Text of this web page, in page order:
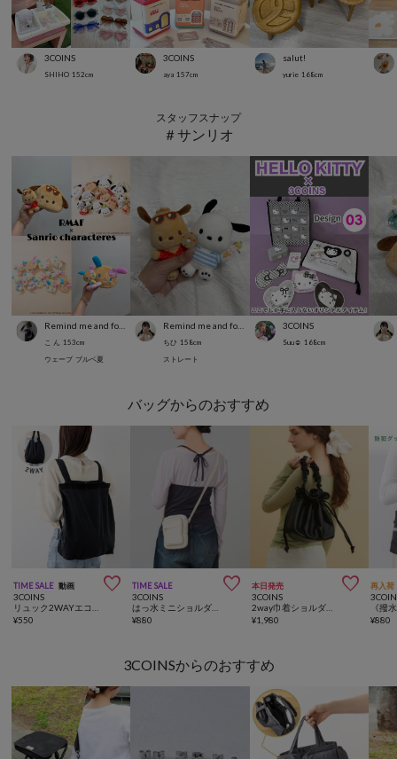
3COINS
SHIHO 152cm
3COINS
aya 157cm
salut!
yurie 168cm
スタッフスナップ
＃サンリオ
こ ん 153cm
ウェーブ ブルベ夏
ちひ 158cm
ストレート
3COINS
Suu☺︎ 168cm
バッグからのおすすめ
TIME SALE 動画 
3COINS
¥550
TIME SALE 
3COINS
¥880
本日発売 
3COINS
2way巾着ショルダーバッグ
¥1,980
再入荷
¥880
3COINSからのおすすめ